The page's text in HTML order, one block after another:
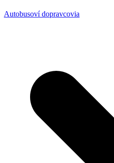
Autobusoví dopravcovia